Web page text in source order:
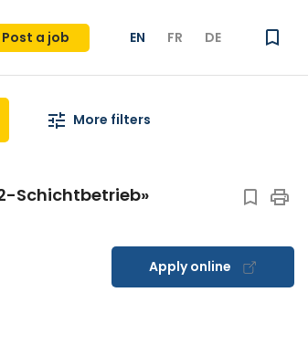
Post a job EN FR DE
More filters
Schichtbetrieb»
Apply online